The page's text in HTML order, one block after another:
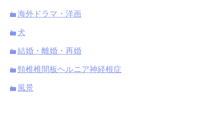
海外ドラマ・洋画
犬
結婚・離婚・再婚
頸椎椎間板ヘルニア神経根症
風景